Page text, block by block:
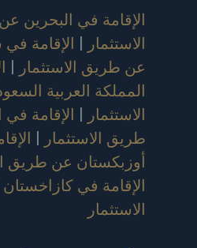
الإقامة في البحرين
الاستثمار | الإقامة
عن طريق الاستثمار |
المملكة العربية
الاستثمار | الإقامة
طريق الاستثمار |
أوزبكستان عن طريق
الإقامة في
الاستثمار